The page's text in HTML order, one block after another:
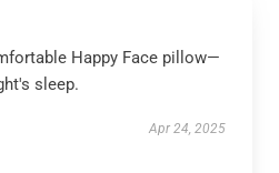
Happy Face pillow—
sleep.
Apr 24, 2025